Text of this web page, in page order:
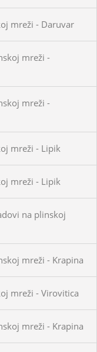
mreži - Daruvar
mreži -
mreži -
mreži - Lipik
mreži - Lipik
na plinskoj
mreži - Krapina
mreži - Virovitica
mreži - Krapina